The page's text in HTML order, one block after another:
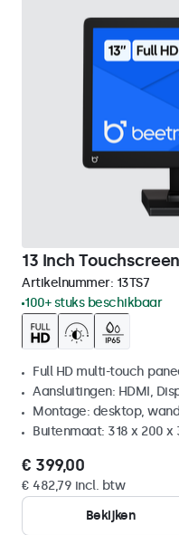
13 Inch Touchscreen
Artikelnummer: 13TS7
100+ stuks beschikbaar
Full HD multi-touch
Aansluitingen: HDMI,
Montage: desktop, wand
Buitenmaat: 318 x 200 x
€ 399,00
€ 482,79 incl. btw
Bekijken